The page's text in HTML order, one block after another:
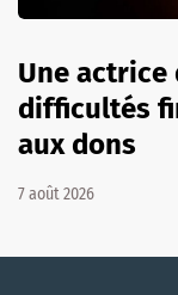
Une actrice
difficultés
aux dons
7 août 2026